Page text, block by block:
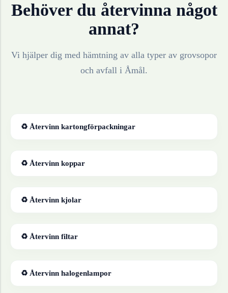
Behöver du återvinna något
annat?
Vi hjälper dig med hämtning av alla typer av grovsopor
och avfall i Åmål.
♻ Återvinn kartongförpackningar
♻ Återvinn koppar
♻ Återvinn kjolar
♻ Återvinn filtar
♻ Återvinn halogenlampor